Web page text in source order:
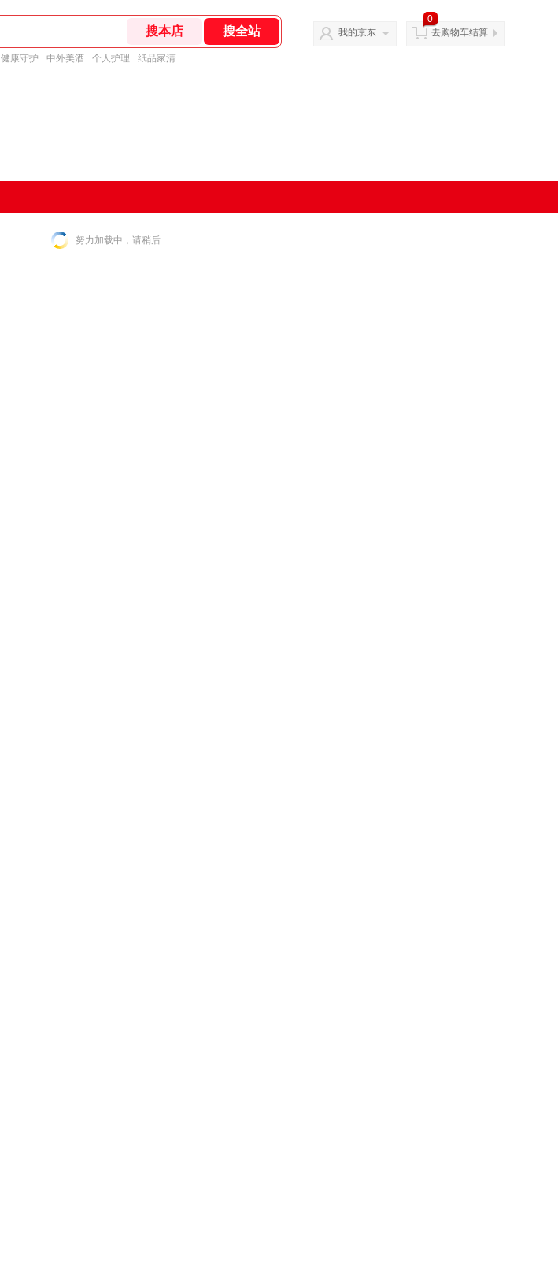
健康守护 中外美酒 个人护理 纸品家清
我的京东
0
去购物车结算
努力加载中，请稍后...